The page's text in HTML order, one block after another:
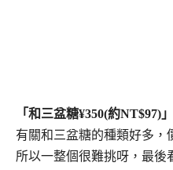
「和三盆糖¥350(約NT$97)」
有關和三盆糖的種類好多，
所以一整個很難挑呀，最後